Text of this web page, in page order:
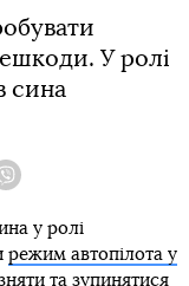
У ролі
сина
у ролі
режим автопілота у
та зупинятися